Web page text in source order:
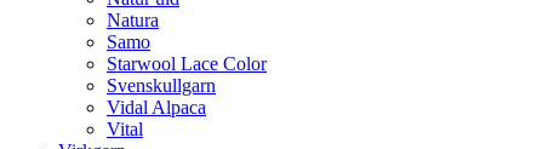
Natura
Samo
Starwool Lace Color
Svenskullgarn
Vidal Alpaca
Vital